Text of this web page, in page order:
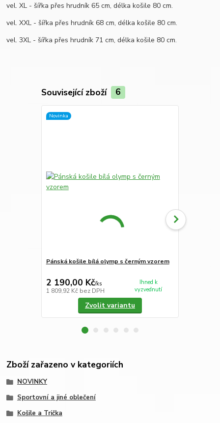
vel. XL - šířka přes hrudník 65 cm, délka košile 80 cm.
vel. XXL - šířka přes hrudník 68 cm, délka košile 80 cm.
vel. 3XL - šířka přes hrudník 71 cm, délka košile 80 cm.
Související zboží 6
Novinka
Pánská košile bílá olymp s černým vzorem
2 190,00 Kč/ks
1 809,92 Kč bez DPH
Ihned k
vyzvednutí
Zvolit variantu
Zboží zařazeno v kategoriích
NOVINKY
Sportovní a jiné oblečení
Košile a Trička